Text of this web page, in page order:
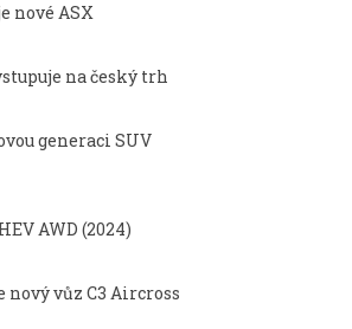
nové ASX
na český trh
generaci SUV
AWD (2024)
vůz C3 Aircross